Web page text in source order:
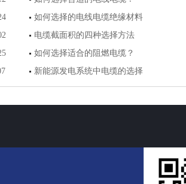
如何选择的电线电缆绝缘材料
电缆截面积的四种选择方法
如何选择适合的阻燃电缆？
新能源发电系统中电缆的选择